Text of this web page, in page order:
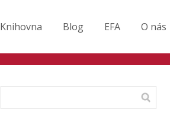
Knihovna Blog EFA O nás